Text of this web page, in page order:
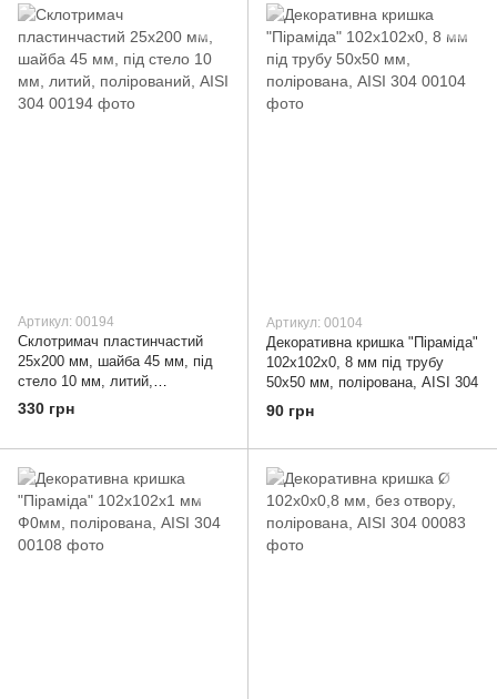
Артикул: 00194
Склотримач пластинчастий
25х200 мм, шайба 45 мм, під
стело 10 мм, литий,
полірований, AISI 304
330 грн
Артикул: 00104
Декоративна кришка "Піраміда"
102х102х0, 8 мм під трубу
50х50 мм, полірована, AISI 304
90 грн